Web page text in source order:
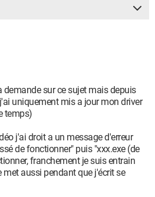
sur ce sujet mais depuis
uniquement mis a jour mon driver
temps)
j'ai droit a un message d'erreur
de fonctionner" puis "xxx.exe (de
franchement je suis entrain
met aussi pendant que j'écrit se